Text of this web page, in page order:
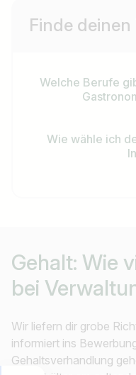
Finde
Welche Berufe
Wie wähle ich
Gehalt: Wie
bei
Wir liefern dir grobe
informiert ins
Gehaltsverhandlung